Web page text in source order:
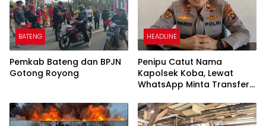
BATENG
Pemkab Bateng dan BPJN
Gotong Royong
HEADLINE
Penipu Catut Nama
Kapolsek Koba, Lewat
WhatsApp Minta Transfer